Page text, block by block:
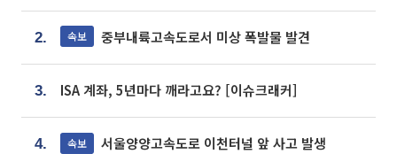
2. 속보 중부내륙고속도로서 미상 폭발물 발견
3. ISA 계좌, 5년마다 깨라고요? [이슈크래커]
4. 속보 서울양양고속도로 이천터널 앞 사고 발생